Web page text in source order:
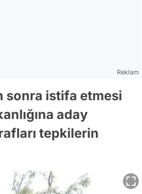
Reklam
sonra istifa etmesi
aday
tepkilerin